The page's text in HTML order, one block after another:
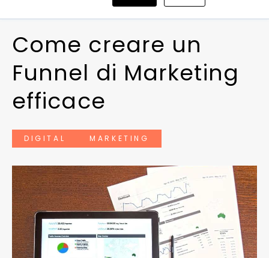
Come creare un
Funnel di Marketing
efficace
DIGITAL MARKETING